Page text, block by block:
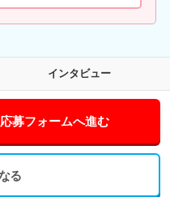
インタビュー
募フォームへ進む
る